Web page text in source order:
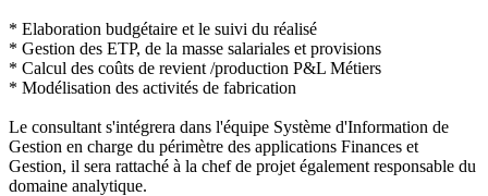
* Elaboration budgétaire et le suivi du réalisé
* Gestion des ETP, de la masse salariales et provisions
* Calcul des coûts de revient /production P&L Métiers
* Modélisation des activités de fabrication
Le consultant s'intégrera dans l'équipe Système d'Information de
Gestion en charge du périmètre des applications Finances et
Gestion, il sera rattaché à la chef de projet également responsable du
domaine analytique.